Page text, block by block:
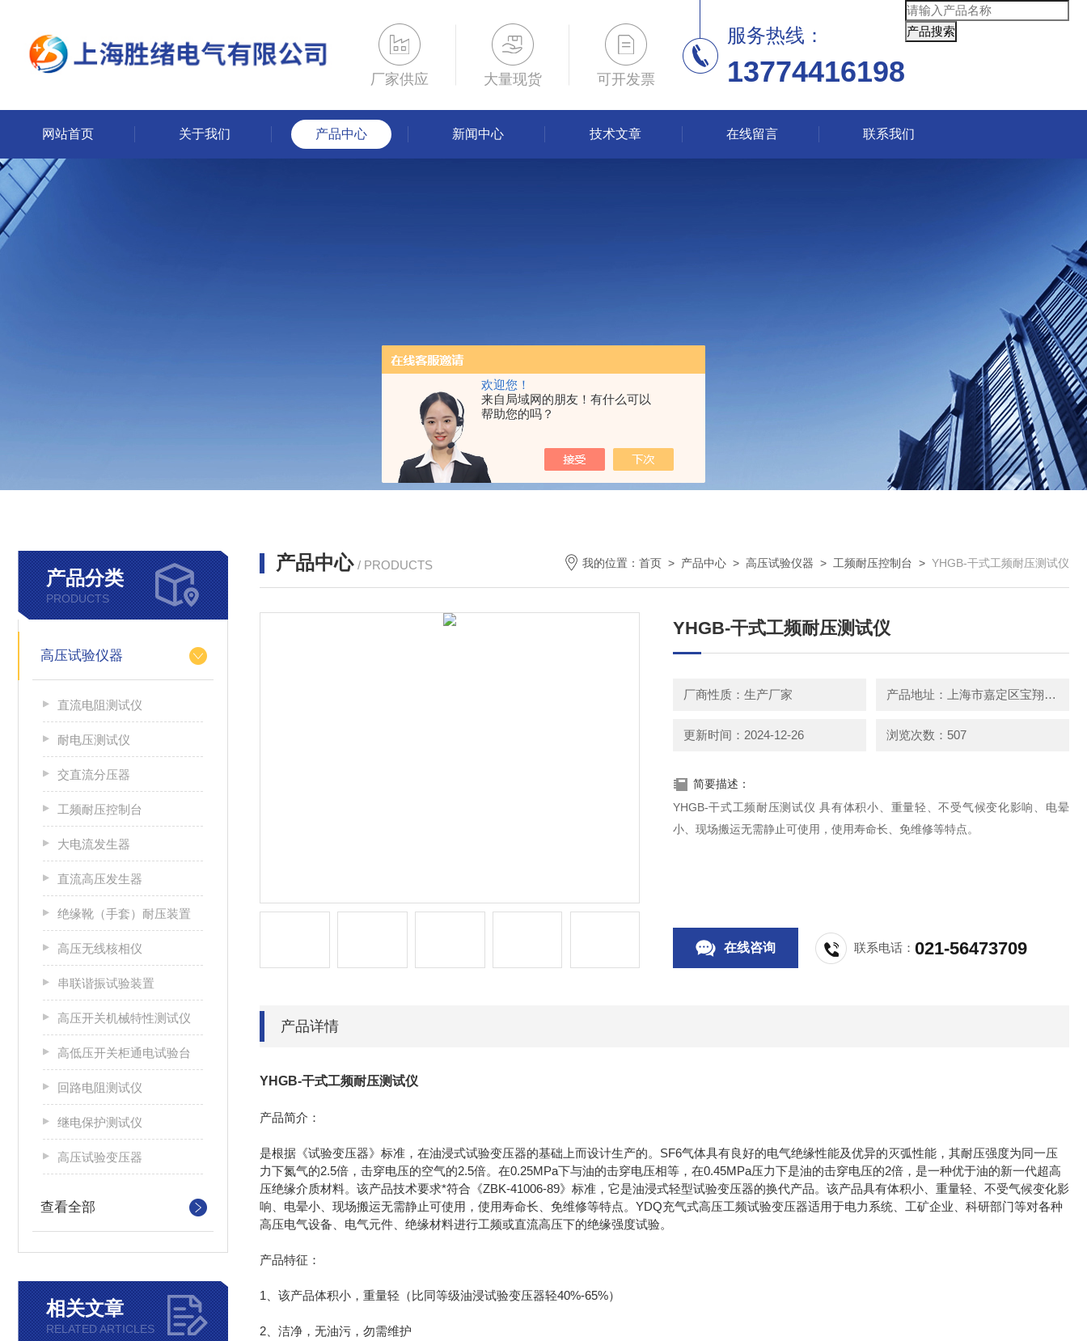
欢迎您！
来自局域网的朋友！有什么可以
帮助您的吗？
厂家供应 大量现货 可开发票
服务热线：
13774416198
网站首页 关于我们 产品中心 新闻中心 技术文章 在线留言 联系我们
产品分类
PRODUCTS
高压试验仪器
直流电阻测试仪
耐电压测试仪
交直流分压器
工频耐压控制台
大电流发生器
直流高压发生器
绝缘靴（手套）耐压装置
高压无线核相仪
串联谐振试验装置
高压开关机械特性测试仪
高低压开关柜通电试验台
回路电阻测试仪
继电保护测试仪
高压试验变压器
查看全部
相关文章
RELATED ARTICLES
产品中心 / PRODUCTS 我的位置： 首页 > 产品中心 > 高压试验仪器 > 工频耐压控制台 > YHGB-干式工频耐压测试仪
YHGB-干式工频耐压测试仪
厂商性质：生产厂家 产品地址：上海市嘉定区宝翔路158号
更新时间：2024-12-26 浏览次数：507
简要描述：
YHGB-干式工频耐压测试仪 具有体积小、重量轻、不受气候变化影响、电晕
小、现场搬运无需静止可使用，使用寿命长、免维修等特点。
在线咨询 联系电话：021-56473709
产品详情
YHGB-干式工频耐压测试仪
产品简介：
是根据《试验变压器》标准，在油浸式试验变压器的基础上而设计生产的。SF6气体具有良好的电气绝缘性能及优异的灭弧性能，其耐压强度为同一压
力下氮气的2.5倍，击穿电压的空气的2.5倍。在0.25MPa下与油的击穿电压相等，在0.45MPa压力下是油的击穿电压的2倍，是一种优于油的新一代超高
压绝缘介质材料。该产品技术要求*符合《ZBK-41006-89》标准，它是油浸式轻型试验变压器的换代产品。该产品具有体积小、重量轻、不受气候变化影
响、电晕小、现场搬运无需静止可使用，使用寿命长、免维修等特点。YDQ充气式高压工频试验变压器适用于电力系统、工矿企业、科研部门等对各种
高压电气设备、电气元件、绝缘材料进行工频或直流高压下的绝缘强度试验。
产品特征：
1、该产品体积小，重量轻（比同等级油浸试验变压器轻40%-65%）
2、洁净，无油污，勿需维护